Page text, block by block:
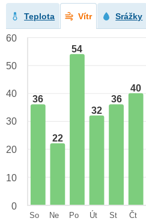
Teplota Vítr Srážky
36
22
54
32
36
40
60
50
40
30
20
10
0
So
Ne
Po
Út
St
Čt